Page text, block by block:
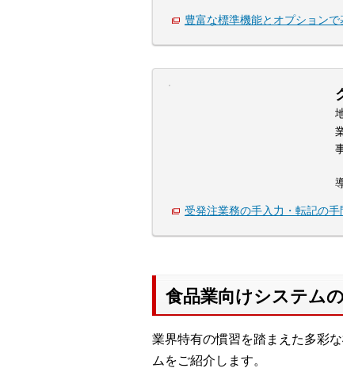
豊富な標準機能とオプション
受発注業務の手入力・転記の手
食品業向けシステム
業界特有の慣習を踏まえた多彩
ムをご紹介します。